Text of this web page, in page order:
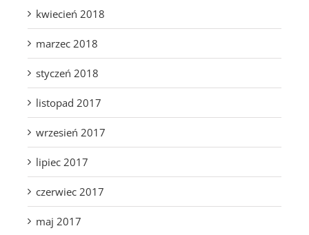
kwiecień 2018
marzec 2018
styczeń 2018
listopad 2017
wrzesień 2017
lipiec 2017
czerwiec 2017
maj 2017